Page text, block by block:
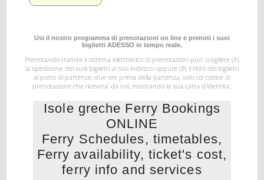
Usi il nostro programma di prenotazioni on line e prenoti i suoi
biglietti ADESSO in tempo reale.
Prenotando tramite il sistema elettronico di prenotazioni puo' scegliere (A)
la spedizione dei suoi biglietti al suo indirizzo oppure (B) il ritiro dei biglietti
al porto di partenze, due ore prima della partenza, solo col codice di
prenotazione che ricevera' da noi, mostrando la sua carta d'identita'.
Isole greche Ferry Bookings
ONLINE
Ferry Schedules, timetables,
Ferry availability, ticket's cost,
ferry info and services